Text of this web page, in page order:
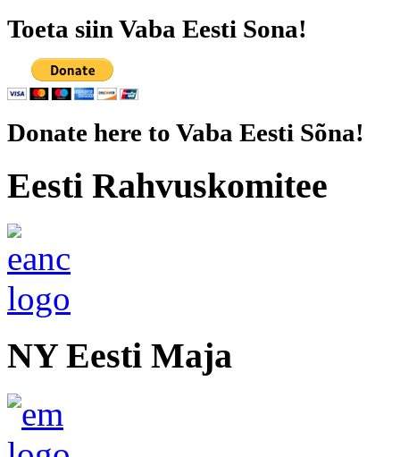
Toeta siin Vaba Eesti Sona!
Donate here to Vaba Eesti Sõna!
Eesti Rahvuskomitee
NY Eesti Maja